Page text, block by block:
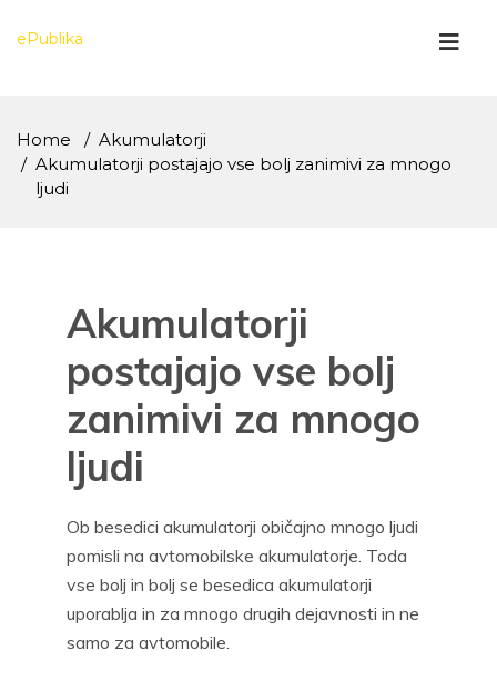
ePublika
Home
Akumulatorji
Akumulatorji postajajo vse bolj zanimivi za mnogo
ljudi
Akumulatorji
postajajo vse bolj
zanimivi za mnogo
ljudi
Ob besedici akumulatorji običajno mnogo ljudi
pomisli na avtomobilske akumulatorje. Toda
vse bolj in bolj se besedica akumulatorji
uporablja in za mnogo drugih dejavnosti in ne
samo za avtomobile.